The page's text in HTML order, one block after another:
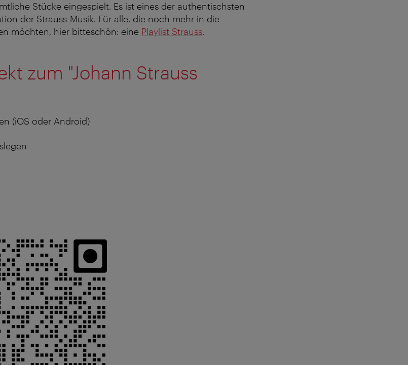
Stücke eingespielt. Es ist eines der authentischsten
der Strauss-Musik. Für alle, die noch mehr in die
möchten, hier bitteschön: eine Playlist Strauss.
zum "Johann Strauss
(iOS oder Android)